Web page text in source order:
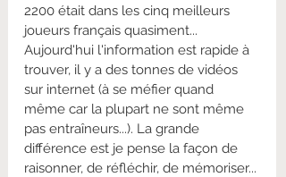
2200 était dans les cinq meilleurs
joueurs français quasiment...
Aujourd'hui l'information est rapide à
trouver, il y a des tonnes de vidéos
sur internet (à se méfier quand
même car la plupart ne sont même
pas entraîneurs...). La grande
différence est je pense la façon de
raisonner, de réfléchir, de mémoriser...